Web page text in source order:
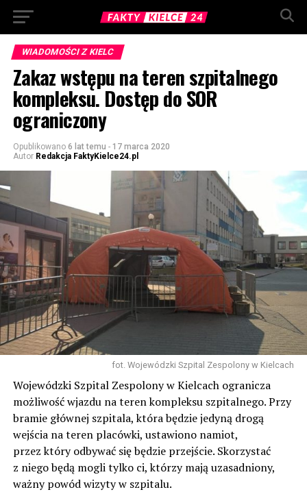
WIADOMOŚCI Z KIELC
Zakaz wstępu na teren szpitalnego
kompleksu. Dostęp do SOR
ograniczony
Opublikowano 6 lat temu - 17 marca 2020
Autor Redakcja FaktyKielce24.pl
fot. Wojewódzki Szpital Zespolony w Kielcach
Wojewódzki Szpital Zespolony w Kielcach ogranicza
możliwość wjazdu na teren kompleksu szpitalnego. Przy
bramie głównej szpitala, która będzie jedyną drogą
wejścia na teren placówki, ustawiono namiot,
przez który odbywać się będzie przejście. Skorzystać
z niego będą mogli tylko ci, którzy mają uzasadniony,
ważny powód wizyty w szpitalu.